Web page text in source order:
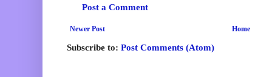
Post a Comment
Newer Post Home
Subscribe to: Post Comments (Atom)